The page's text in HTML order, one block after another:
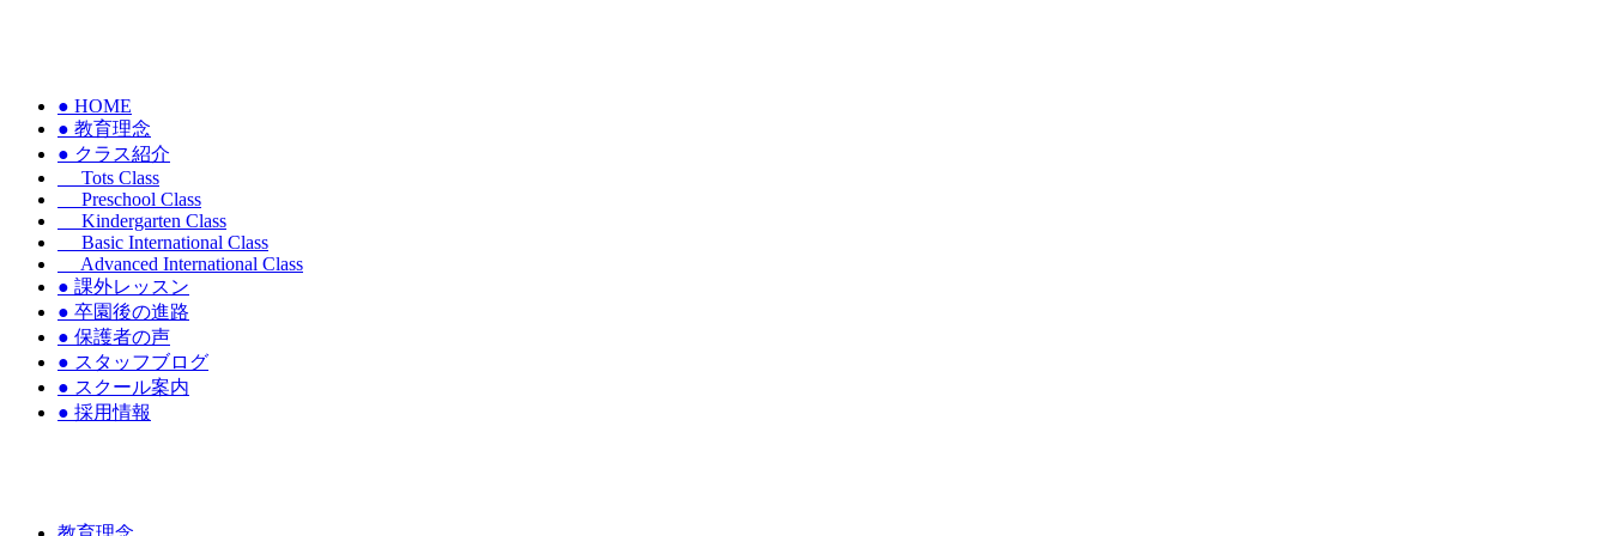
● HOME
● 教育理念
● クラス紹介
Tots Class
Preschool Class
Kindergarten Class
Basic International Class
Advanced International Class
● 課外レッスン
● 卒園後の進路
● 保護者の声
● スタッフブログ
● スクール案内
● 採用情報